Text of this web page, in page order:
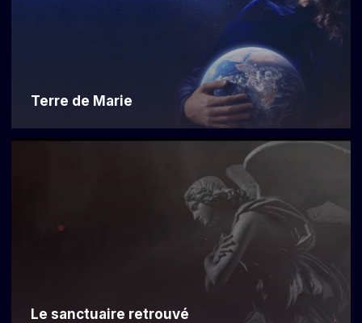
Terre de Marie
Le sanctuaire retrouvé